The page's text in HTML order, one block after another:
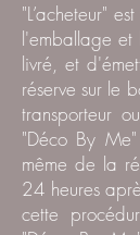
"L’acheteur"
l'emballage et
livré, et
réserve sur le
transporteur
"Déco By
même de la
24 heures
cette